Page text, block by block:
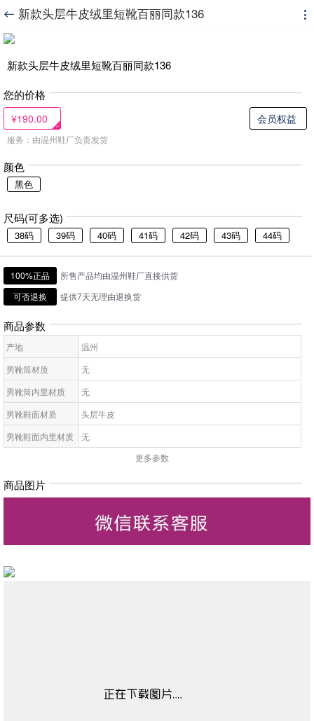
 新款头层牛皮绒里短靴百丽同款136 
新款头层牛皮绒里短靴百丽同款136
您的价格
¥190.00 会员权益
服务：由温州鞋厂负责发货
颜色
黑色
尺码(可多选)
38码 39码 40码 41码 42码 43码 44码
100%正品
所售产品均由温州鞋厂直接供货
可否退换
提供7天无理由退换货
商品参数
产地
温州
男靴筒材质
无
男靴筒内里材质
无
男靴鞋面材质
头层牛皮
男靴鞋面内里材质
无
男靴鞋头款式
无
男凉鞋季节
无
男靴材质工艺
更多参数
商品图片